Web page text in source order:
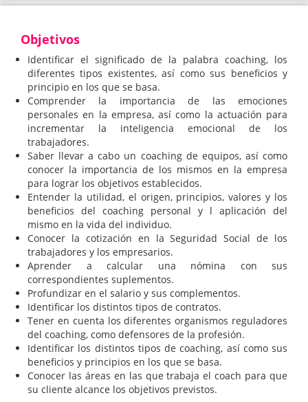
Objetivos
Identificar el significado de la palabra coaching, los
diferentes tipos existentes, así como sus beneficios y
principio en los que se basa.
Comprender la importancia de las emociones
personales en la empresa, así como la actuación para
incrementar la inteligencia emocional de los
trabajadores.
Saber llevar a cabo un coaching de equipos, así como
conocer la importancia de los mismos en la empresa
para lograr los objetivos establecidos.
Entender la utilidad, el origen, principios, valores y los
beneficios del coaching personal y l aplicación del
mismo en la vida del individuo.
Conocer la cotización en la Seguridad Social de los
trabajadores y los empresarios.
Aprender a calcular una nómina con sus
correspondientes suplementos.
Profundizar en el salario y sus complementos.
Identificar los distintos tipos de contratos.
Tener en cuenta los diferentes organismos reguladores
del coaching, como defensores de la profesión.
Identificar los distintos tipos de coaching, así como sus
beneficios y principios en los que se basa.
Conocer las áreas en las que trabaja el coach para que
su cliente alcance los objetivos previstos.